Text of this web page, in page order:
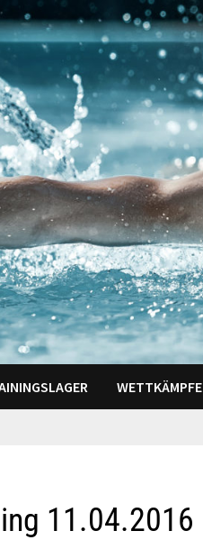
WETTKÄMPFE
11.04.2016